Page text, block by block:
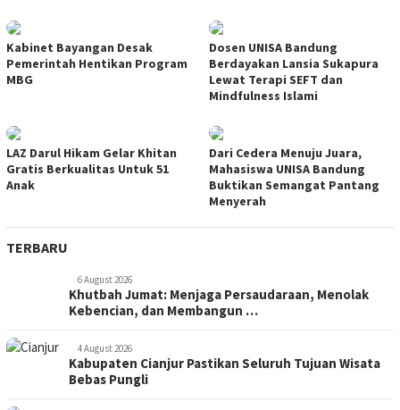
Kabinet Bayangan Desak
Pemerintah Hentikan Program
MBG
Dosen UNISA Bandung
Berdayakan Lansia Sukapura
Lewat Terapi SEFT dan
Mindfulness Islami
LAZ Darul Hikam Gelar Khitan
Gratis Berkualitas Untuk 51
Anak
Dari Cedera Menuju Juara,
Mahasiswa UNISA Bandung
Buktikan Semangat Pantang
Menyerah
TERBARU
6 August 2026
Khutbah Jumat: Menjaga Persaudaraan, Menolak
Kebencian, dan Membangun …
4 August 2026
Kabupaten Cianjur Pastikan Seluruh Tujuan Wisata
Bebas Pungli